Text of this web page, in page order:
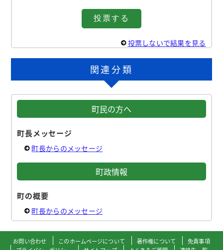
投票しないで結果を見る
関連分類
町民の方へ
町長メッセージ
町長からのメッセージ
町政情報
町の概要
町長からのメッセージ
お問い合わせ このホームページについて 著作権について
免責事項